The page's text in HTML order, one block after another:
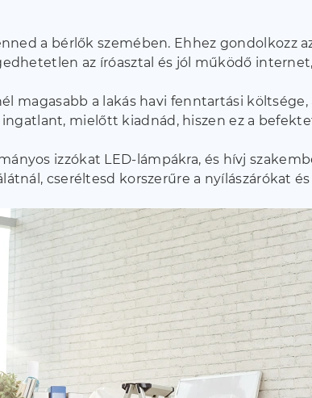
a bérlők szemében. Ehhez gondolkozz
az íróasztal és jól működő
magasabb a lakás havi fenntartási
mielőtt kiadnád, hiszen ez a
izzókat LED-lámpákra, és hívj
cseréltesd korszerűre a nyílászárókat